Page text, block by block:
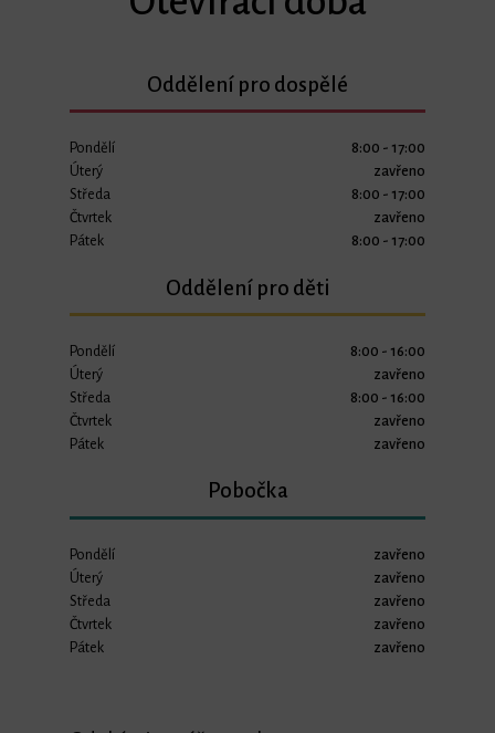
Oddělení pro dospělé
Pondělí
8:00 - 17:00
Úterý
zavřeno
Středa
8:00 - 17:00
Čtvrtek
zavřeno
Pátek
8:00 - 17:00
Oddělení pro děti
Pondělí
8:00 - 16:00
Úterý
zavřeno
Středa
8:00 - 16:00
Čtvrtek
zavřeno
Pátek
zavřeno
Pobočka
Pondělí
zavřeno
Úterý
zavřeno
Středa
zavřeno
Čtvrtek
zavřeno
Pátek
zavřeno